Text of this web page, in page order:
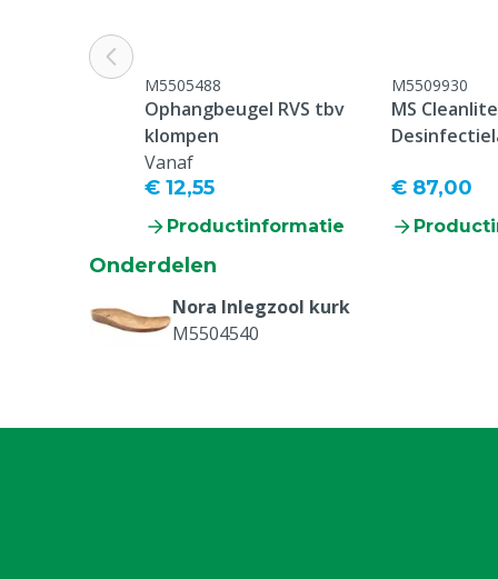
Schoenmaat
M5505488
Ophangbeugel RVS tbv
klompen
Vanaf
€ 12,55
Productinformatie
M5509930
MS Cleanlite
€ 87,00
Onderdelen
Nora Inlegzool kurk
M5504540